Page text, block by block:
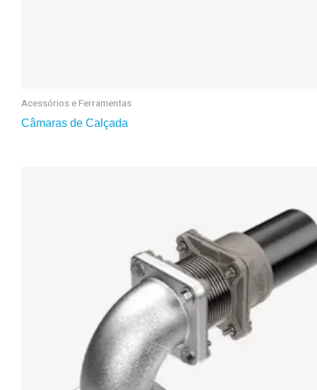
Acessórios e Ferramentas
Câmaras de Calçada